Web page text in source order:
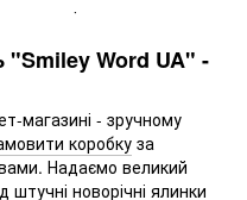
свічку ароматичну
настільна
"Smiley Word UA" -
магазині - зручному
коробку за
Надаємо великий
штучні новорічні ялинки